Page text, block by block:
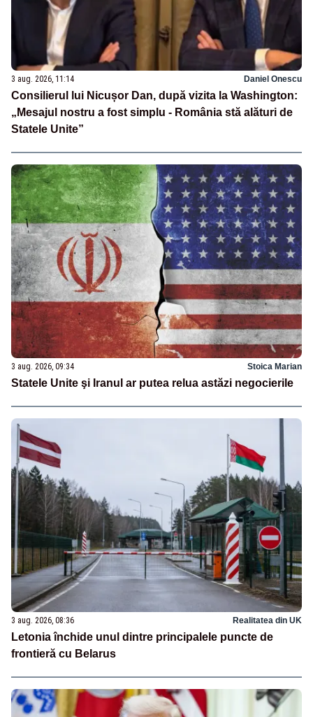
3 aug. 2026, 11:14 Daniel Onescu
Consilierul lui Nicușor Dan, după vizita la Washington:
„Mesajul nostru a fost simplu - România stă alături de
Statele Unite”
3 aug. 2026, 09:34 Stoica Marian
Statele Unite şi Iranul ar putea relua astăzi negocierile
3 aug. 2026, 08:36 Realitatea din UK
Letonia închide unul dintre principalele puncte de
frontieră cu Belarus